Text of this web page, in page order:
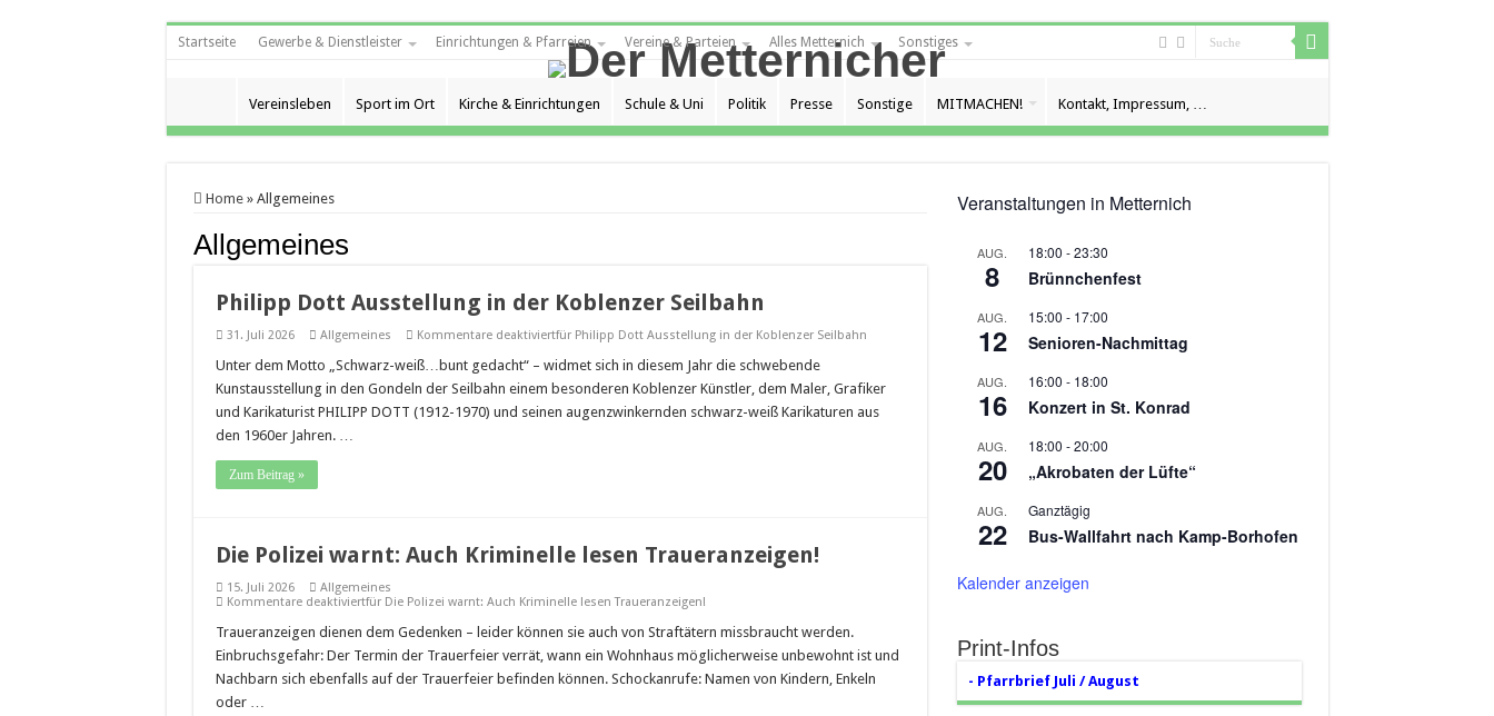
Startseite Gewerbe & Dienstleister Einrichtungen & Pfarreien Vereine & Parteien Alles Metternich Sonstiges
Vereinsleben Sport im Ort Kirche & Einrichtungen Schule & Uni Politik Presse Sonstige MITMACHEN! Kontakt, Impressum, …
Home » Allgemeines
Allgemeines
Philipp Dott Ausstellung in der Koblenzer Seilbahn
31. Juli 2026 Allgemeines Kommentare deaktiviertfür Philipp Dott Ausstellung in der Koblenzer Seilbahn
Unter dem Motto „Schwarz-weiß…bunt gedacht“ – widmet sich in diesem Jahr die schwebende
Kunstausstellung in den Gondeln der Seilbahn einem besonderen Koblenzer Künstler, dem Maler, Grafiker
und Karikaturist PHILIPP DOTT (1912-1970) und seinen augenzwinkernden schwarz-weiß Karikaturen aus
den 1960er Jahren. …
Zum Beitrag »
Die Polizei warnt: Auch Kriminelle lesen Traueranzeigen!
15. Juli 2026
Allgemeines
Kommentare deaktiviertfür Die Polizei warnt: Auch Kriminelle lesen Traueranzeigen!
Traueranzeigen dienen dem Gedenken – leider können sie auch von Straftätern missbraucht werden.
Einbruchsgefahr: Der Termin der Trauerfeier verrät, wann ein Wohnhaus möglicherweise unbewohnt ist und
Nachbarn sich ebenfalls auf der Trauerfeier befinden können. Schockanrufe: Namen von Kindern, Enkeln
oder …
Veranstaltungen in Metternich
AUG.
8
18:00 -23:30
Brünnchenfest
AUG.
12
15:00 - 17:00
Senioren-Nachmittag
AUG.
16
16:00 - 18:00
Konzert in St. Konrad
AUG.
20
18:00 -20:00
„Akrobaten der Lüfte“
AUG.
22
Ganztägig
Bus-Wallfahrt nach Kamp-Borhofen
Kalender anzeigen
Print-Infos
- Pfarrbrief Juli / August